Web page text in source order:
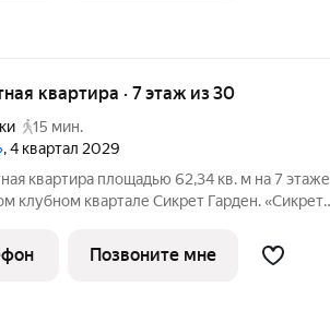
квартира · 7 этаж из 30
15 мин.
, 4 квартал 2029
квартира площадью 62,34 кв. м на 7 этаже
клубном квартале Сикрет Гарден. «Сикрет
Западе столицы, в историческом
Три
Позвоните мне